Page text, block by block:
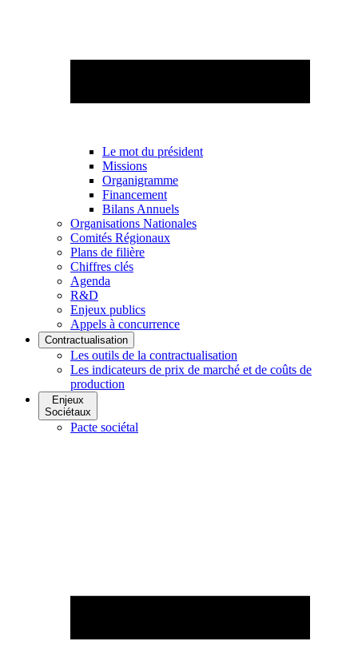
Le mot du président
Missions
Organigramme
Financement
Bilans Annuels
Organisations Nationales
Comités Régionaux
Plans de filière
Chiffres clés
Agenda
R&D
Enjeux publics
Appels à concurrence
Contractualisation
Les outils de la contractualisation
Les indicateurs de prix de marché et de coûts de
production
Enjeux
Sociétaux
Pacte sociétal